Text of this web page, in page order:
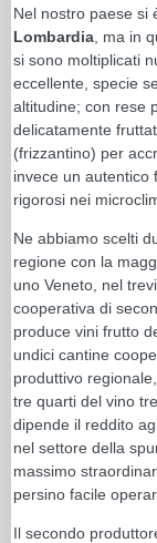
Nel nostro paese si
Lombardia , ma in
si sono moltiplicati
eccellente, specie
altitudine; con rese
delicatamente
(frizzantino) per
invece un autentico
rigorosi nei
Ne abbiamo scelti
regione con la
uno Veneto, nel
cooperativa di
produce vini frutto
undici cantine
produttivo
tre quarti del vino
dipende il reddito
nel settore della
massimo
persino facile
Il secondo